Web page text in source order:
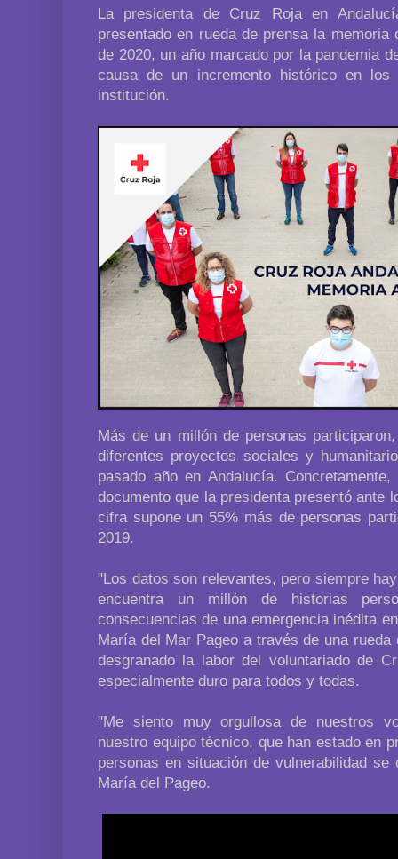
La presidenta de Cruz Roja en
presentado en rueda de prensa la
de 2020, un año marcado por la pandemia
causa de un incremento histórico en
institución.
Más de un millón de personas
diferentes proyectos sociales y
pasado año en Andalucía.
documento que la presidenta presentó ante
cifra supone un 55% más de personas
2019.
"Los datos son relevantes, pero siempre
encuentra un millón de historias
consecuencias de una emergencia inédita
María del Mar Pageo a través de una
desgranado la labor del voluntariado de
especialmente duro para todos y todas.
"Me siento muy orgullosa de nuestros
nuestro equipo técnico, que han estado en
personas en situación de vulnerabilidad se
María del Pageo.